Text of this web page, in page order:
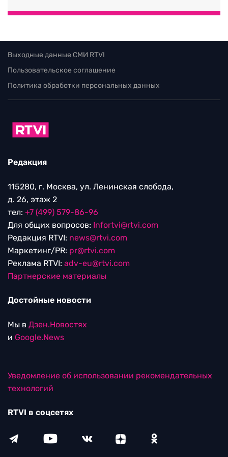
Выходные данные СМИ RTVI
Пользовательское соглашение
Политика обработки персональных данных
Редакция
115280, г. Москва, ул. Ленинская слобода,
д. 26, этаж 2
тел: +7 (499) 579-86-96
Для общих вопросов: Infortvi@rtvi.com
Редакция RTVI: news@rtvi.com
Маркетинг/PR: pr@rtvi.com
Реклама RTVI: adv-eu@rtvi.com
Партнерские материалы
Достойные новости
Мы в Дзен.Новостях
и Google.News
Уведомление об использовании рекомендательных
технологий
RTVI в соцсетях